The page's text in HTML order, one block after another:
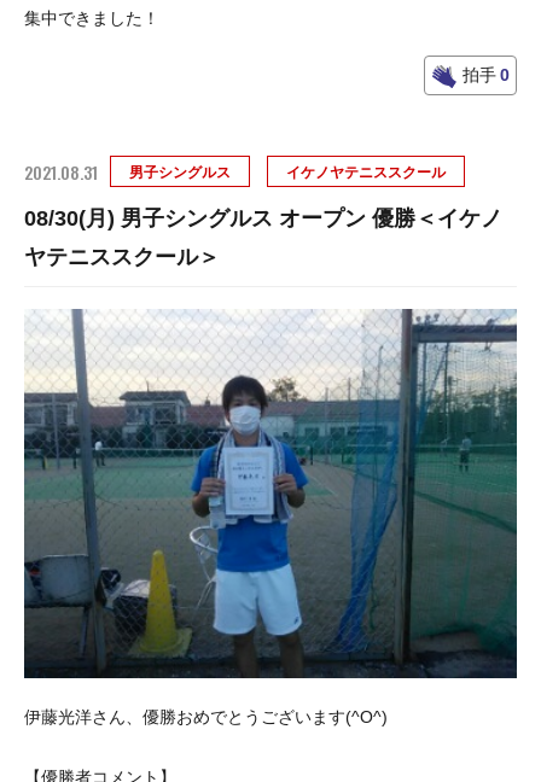
集中できました！
拍手0
2021.08.31 男子シングルス イケノヤテニススクール
08/30(月) 男子シングルス オープン 優勝＜イケノ
ヤテニススクール＞
伊藤光洋さん、優勝おめでとうございます(^O^)
【優勝者コメント】